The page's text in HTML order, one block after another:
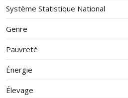
Système Statistique National
Genre
Pauvreté
Énergie
Élevage